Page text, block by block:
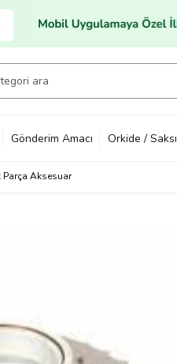
Gönderim Amacı Orkide /
Parça Aksesuar